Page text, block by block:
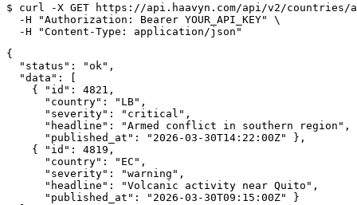
$ curl -X GET https://api.haavyn.com/api/v2/
  -H
"Authorization: Bearer YOUR_API_KEY"
\
  -H
"Content-Type: application/json"
{
"status" : "ok" ,
"data" : [
    {
"id" : 4821 ,
"country" : "LB" ,
"severity" : "critical" ,
"headline" : "Armed conflict in southern region" ,
"published_at" : "2026-03-30T14:22:00Z"
},
    {
"id" : 4819 ,
"country" : "EC" ,
"severity" : "warning" ,
"headline" : "Volcanic activity near Quito" ,
"published_at" : "2026-03-30T09:15:00Z"
}